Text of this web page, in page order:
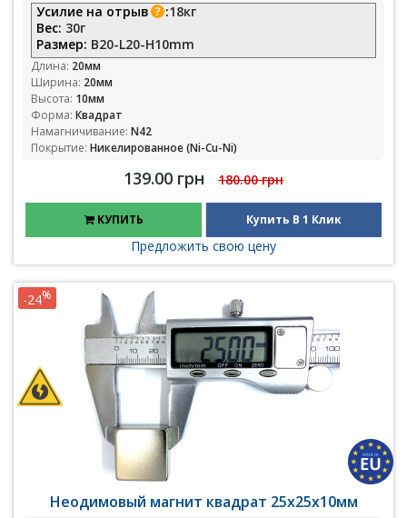
Усилие на отрыв :18кг
Вес: 30г
Размер: B20-L20-H10mm
Длина: 20мм
Ширина: 20мм
Высота: 10мм
Форма: Квадрат
Намагничивание: N42
Покрытие: Никелированное (Ni-Cu-Ni)
139.00 грн 180.00 грн
КУПИТЬ Купить В 1 Клик
Предложить свою цену
Неодимовый магнит квадрат 25х25х10мм
-24%